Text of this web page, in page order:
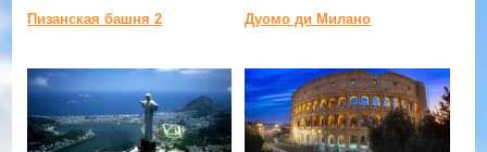
Пизанская башня 2 Дуомо ди Милано